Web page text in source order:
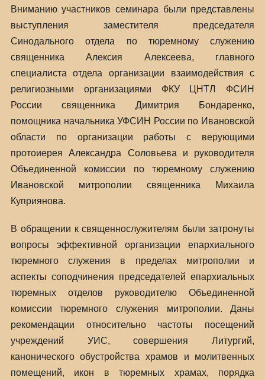
Вниманию участников семинара были представлены
выступления заместителя председателя
Синодального отдела по тюремному служению
священника Алексия Алексеева, главного
специалиста отдела организации взаимодействия с
религиозными организациями ФКУ ЦНТЛ ФСИН
России священника Димитрия Бондаренко,
помощника начальника УФСИН России по Ивановской
области по организации работы с верующими
протоиерея Александра Соловьева и руководителя
Объединенной комиссии по тюремному служению
Ивановской митрополии священника Михаила
Куприянова.
В обращении к священнослужителям были затронуты
вопросы эффективной организации епархиального
тюремного служения в пределах митрополии и
аспекты соподчинения председателей епархиальных
тюремных отделов руководителю Объединенной
комиссии тюремного служения митрополии. Даны
рекомендации относительно частоты посещений
учреждений УИС, совершения Литургий,
канонического обустройства храмов и молитвенных
помещений, икон в тюремных храмах, порядка